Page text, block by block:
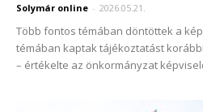
Solymár online - 2026.05.21.
Több fontos témában döntöttek a
témában kaptak tájékoztatást
– értékelte az önkormányzat